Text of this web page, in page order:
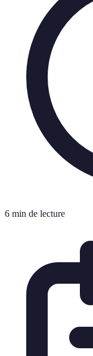
6 min de lecture